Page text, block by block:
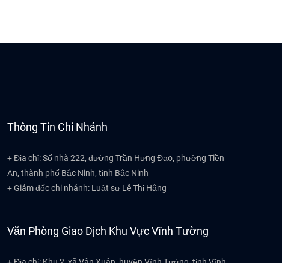
mang tính hành chính như các quan hệ về
Thông Tin Chi Nhánh
+ Địa chỉ: Số nhà 222, đường Trần Hưng Đạo, phường Tiền
An, thành phố Bắc Ninh, tỉnh Bắc Ninh
+ Giám đốc chi nhánh: Luật sư Lê Thị Hằng
Văn Phòng Giao Dịch Khu Vực Vĩnh Tường